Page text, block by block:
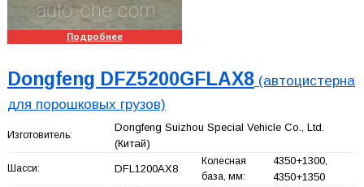
Подробнее
Dongfeng DFZ5200GFLAX8(автоцистерна
для порошковых грузов)
Изготовитель:
Dongfeng Suizhou Special Vehicle Co., Ltd.
(Китай)
Шасси: DFL1200AX8
Колесная
база, мм:
4350+1300,
4350+1350